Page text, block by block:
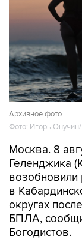
Архивное фото
Фото: Игорь
Москва. 8
Геленджика
возобновили
в
округах
БПЛА,
Богодистов.